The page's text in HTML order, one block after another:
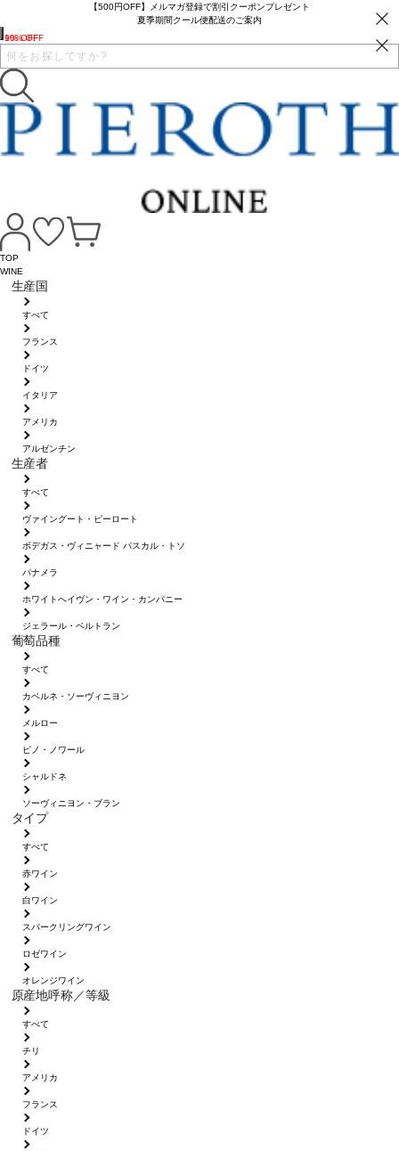
【500円OFF】メルマガ登録で割引クーポンプレゼント
夏季期間クール便配送のご案内
TOP
WINE
生産国
すべて
フランス
ドイツ
イタリア
アメリカ
アルゼンチン
生産者
すべて
ヴァイングート・ピーロート
ボデガス・ヴィニャード パスカル・トソ
パナメラ
ホワイトへイヴン・ワイン・カンパニー
ジェラール・ベルトラン
葡萄品種
すべて
カベルネ・ソーヴィニヨン
メルロー
ピノ・ノワール
シャルドネ
ソーヴィニヨン・ブラン
タイプ
すべて
赤ワイン
白ワイン
スパークリングワイン
ロゼワイン
オレンジワイン
原産地呼称／等級
すべて
チリ
アメリカ
フランス
ドイツ
9% OFF
10% OFF